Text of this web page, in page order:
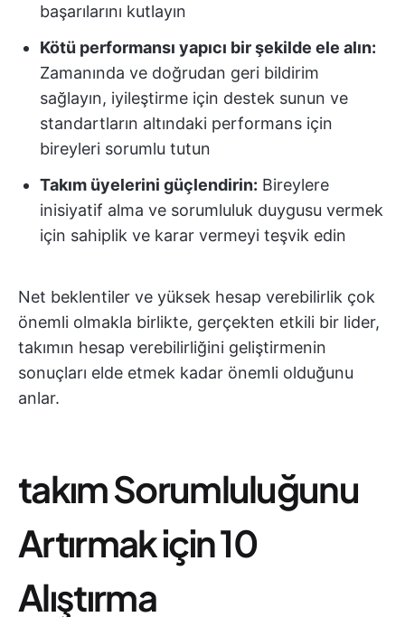
başarılarını kutlayın
Kötü performansı yapıcı bir şekilde ele alın:
Zamanında ve doğrudan geri bildirim
sağlayın, iyileştirme için destek sunun ve
standartların altındaki performans için
bireyleri sorumlu tutun
Takım üyelerini güçlendirin: Bireylere
inisiyatif alma ve sorumluluk duygusu vermek
için sahiplik ve karar vermeyi teşvik edin
Net beklentiler ve yüksek hesap verebilirlik çok
önemli olmakla birlikte, gerçekten etkili bir lider,
takımın hesap verebilirliğini geliştirmenin
sonuçları elde etmek kadar önemli olduğunu
anlar.
takım Sorumluluğunu
Artırmak için 10
Alıştırma